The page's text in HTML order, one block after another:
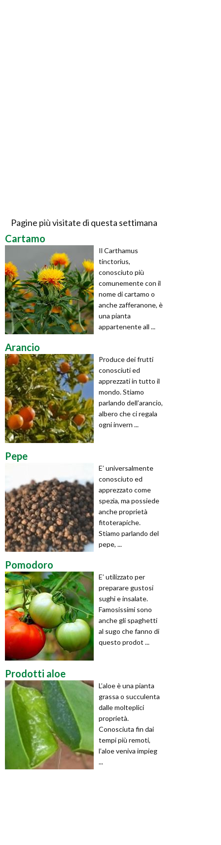
Pagine più visitate di questa settimana
Cartamo
Il Carthamus
tinctorius,
conosciuto più
comunemente con il
nome di cartamo o
anche zafferanone, è
una pianta
appartenente all ...
Arancio
Produce dei frutti
conosciuti ed
apprezzati in tutto il
mondo. Stiamo
parlando dell’arancio,
albero che ci regala
ogni invern ...
Pepe
E’ universalmente
conosciuto ed
apprezzato come
spezia, ma possiede
anche proprietà
fitoterapiche.
Stiamo parlando del
pepe, ...
Pomodoro
E’ utilizzato per
preparare gustosi
sughi e insalate.
Famosissimi sono
anche gli spaghetti
al sugo che fanno di
questo prodot ...
Prodotti aloe
L’aloe è una pianta
grassa o succulenta
dalle molteplici
proprietà.
Conosciuta fin dai
tempi più remoti,
l’aloe veniva impieg
...